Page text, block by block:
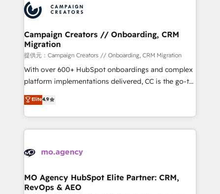
record of business transformation, our growth-first
approach has helped brands dominate their
extensive experience working with tech companies
and manufacturers since 2002, we are committed to
empowering our clients and developing their
autonomy. Get to grips with HubSpot through
guided implementation and seamless integration of
the CRM platform into your digital ecosystem. Would
you like support in deploying your inbound
to your needs and sales objectives. With 125+
certifications, we are part of the most certified
services are offered in both English & French.
Campaign Creators // Onboarding, CRM
Migration
提供元：Campaign Creators // Onboarding, CRM Migration
With over 600+ HubSpot onboardings and complex
platform implementations delivered, CC is the go-to
Elite Solutions Partner for businesses ready to
migrate, replatform, and scale smarter. We specialize
in high-impact CRM and CMS migrations and
onboarding from platforms like Salesforce, NetSuite,
WordPress and legacy CRMs, turning fragmented
architectures that accelerate revenue operations and
performance. - Multi-object CRM migration, cleanup,
Elite4.9
MO Agency HubSpot Elite Partner: CRM,
RevOps & AEO